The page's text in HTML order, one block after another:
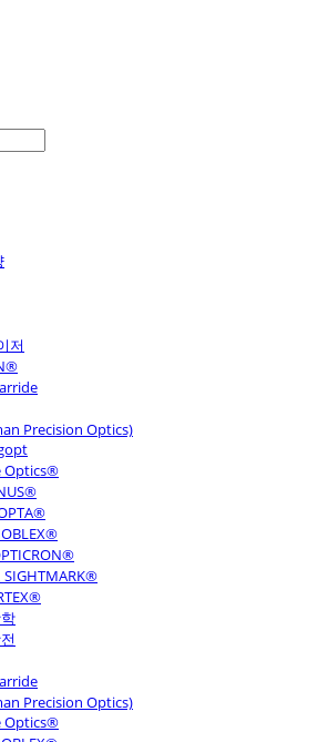
저
Precision Optics)
Optics®
Precision Optics)
Optics®